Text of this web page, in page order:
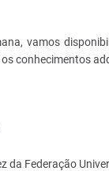
vamos
conhecimentos
da Federação